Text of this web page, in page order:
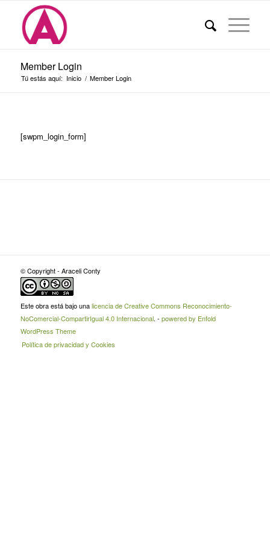
Member Login
Tú estás aquí: Inicio / Member Login
[swpm_login_form]
© Copyright - Araceli Conty
Este obra está bajo unalicencia de Creative Commons Reconocimiento-
NoComercial-CompartirIgual 4.0 Internacional. - powered by Enfold
WordPress Theme
Política de privacidad y Cookies